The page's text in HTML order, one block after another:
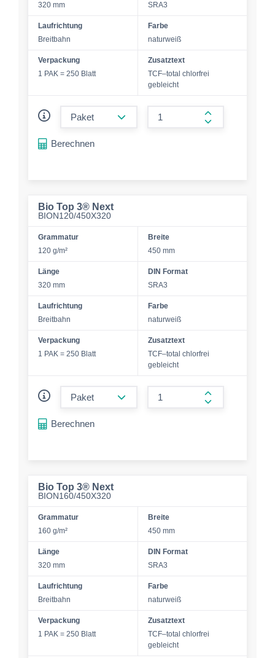
320 mm
SRA3
Laufrichtung
Breitbahn
Farbe
naturweiß
Verpackung
1 PAK = 250 Blatt
Zusatztext
TCF–total chlorfrei
gebleicht
form.increase-
Berechnen
Bio Top 3® Next
BION120/450X320
Grammatur
120 g/m²
Breite
450 mm
Länge
320 mm
DIN Format
SRA3
Laufrichtung
Breitbahn
Farbe
naturweiß
Verpackung
1 PAK = 250 Blatt
Zusatztext
TCF–total chlorfrei
gebleicht
form.increase-
Berechnen
Bio Top 3® Next
BION160/450X320
Grammatur
160 g/m²
Breite
450 mm
Länge
320 mm
DIN Format
SRA3
Laufrichtung
Breitbahn
Farbe
naturweiß
Verpackung
1 PAK = 250 Blatt
Zusatztext
TCF–total chlorfrei
gebleicht